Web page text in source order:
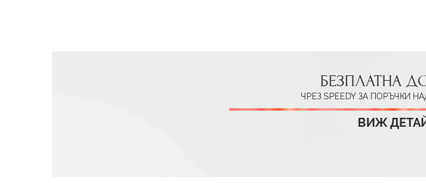
БЕЗПЛАТНА
ЧРЕЗ SPEEDY ЗА ПОРЪЧКИ
ВИЖ